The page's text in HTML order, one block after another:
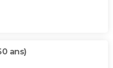
ans)